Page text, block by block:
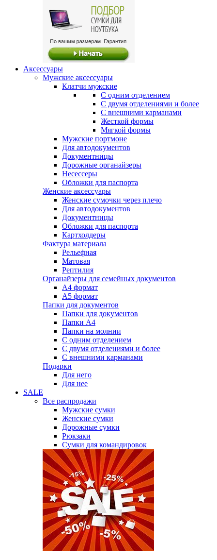
Аксессуары
Мужские аксессуары
Клатчи мужские
С одним отделением
С двумя отделениями и более
С внешними карманами
Жесткой формы
Мягкой формы
Мужские портмоне
Для автодокументов
Документницы
Дорожные органайзеры
Несессеры
Обложки для паспорта
Женские аксессуары
Женские сумочки через плечо
Для автодокументов
Документницы
Обложки для паспорта
Картхолдеры
Фактура материала
Рельефная
Матовая
Рептилия
Органайзеры для семейных документов
А4 формат
А5 формат
Папки для документов
Папки для документов
Папки А4
Папки на молнии
С одним отделением
С двумя отделениями и более
С внешними карманами
Подарки
Для него
Для нее
SALE
Все распродажи
Мужские сумки
Женские сумки
Дорожные сумки
Рюкзаки
Сумки для командировок